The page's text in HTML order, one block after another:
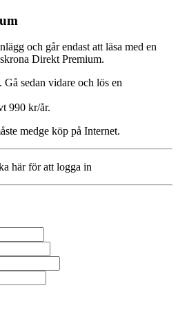
och går endast att läsa med en
Direkt Premium.
sedan vidare och lös en
990 kr/år.
medge köp på Internet.
här för att logga in